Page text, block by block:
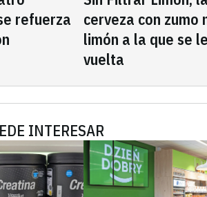
refuerza
cerveza con zumo
limón a la que se
vuelta
INTERESAR